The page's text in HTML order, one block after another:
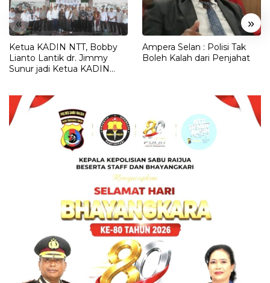
« »
Ketua KADIN NTT, Bobby
Lianto Lantik dr. Jimmy
Sunur jadi Ketua KADIN
Ampera Selan : Polisi Tak
Boleh Kalah dari Penjahat